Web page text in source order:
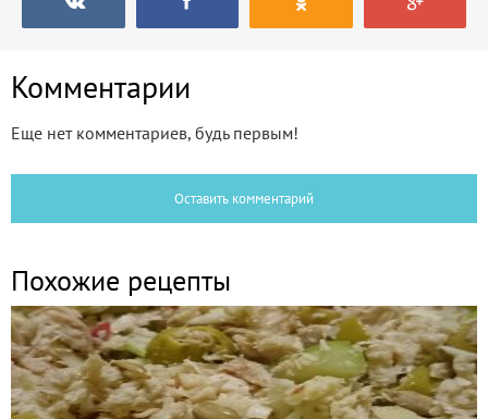
Комментарии
Еще нет комментариев, будь первым!
Оставить комментарий
Похожие рецепты